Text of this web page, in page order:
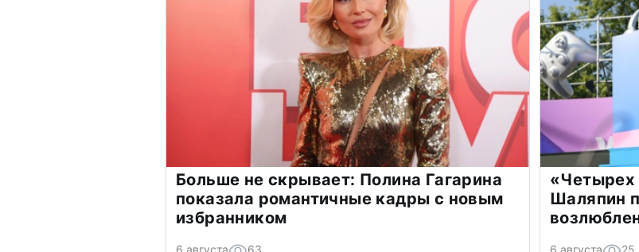
Больше не скрывает: Полина Гагарина
показала романтичные кадры с новым
избранником
«Четырех
Шаляпин